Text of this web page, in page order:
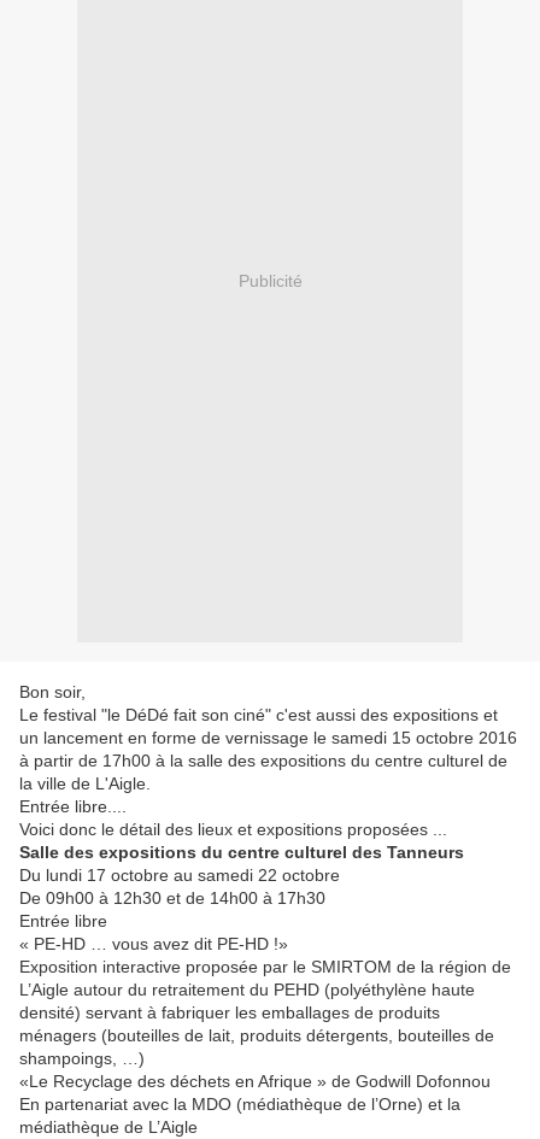
Publicité
Bon soir,
Le festival "le DéDé fait son ciné" c'est aussi des expositions et
un lancement en forme de vernissage le samedi 15 octobre 2016
à partir de 17h00 à la salle des expositions du centre culturel de
la ville de L'Aigle.
Entrée libre....
Voici donc le détail des lieux et expositions proposées ...
Salle des expositions du centre culturel des Tanneurs
Du lundi 17 octobre au samedi 22 octobre
De 09h00 à 12h30 et de 14h00 à 17h30
Entrée libre
« PE-HD … vous avez dit PE-HD !»
Exposition interactive proposée par le SMIRTOM de la région de
L’Aigle autour du retraitement du PEHD (polyéthylène haute
densité) servant à fabriquer les emballages de produits
ménagers (bouteilles de lait, produits détergents, bouteilles de
shampoings, …)
«Le Recyclage des déchets en Afrique » de Godwill Dofonnou
En partenariat avec la MDO (médiathèque de l’Orne) et la
médiathèque de L’Aigle